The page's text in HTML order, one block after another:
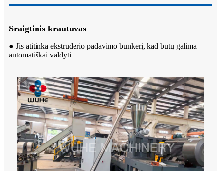
Sraigtinis krautuvas
● Jis atitinka ekstruderio padavimo bunkerį, kad būtų galima
automatiškai valdyti.